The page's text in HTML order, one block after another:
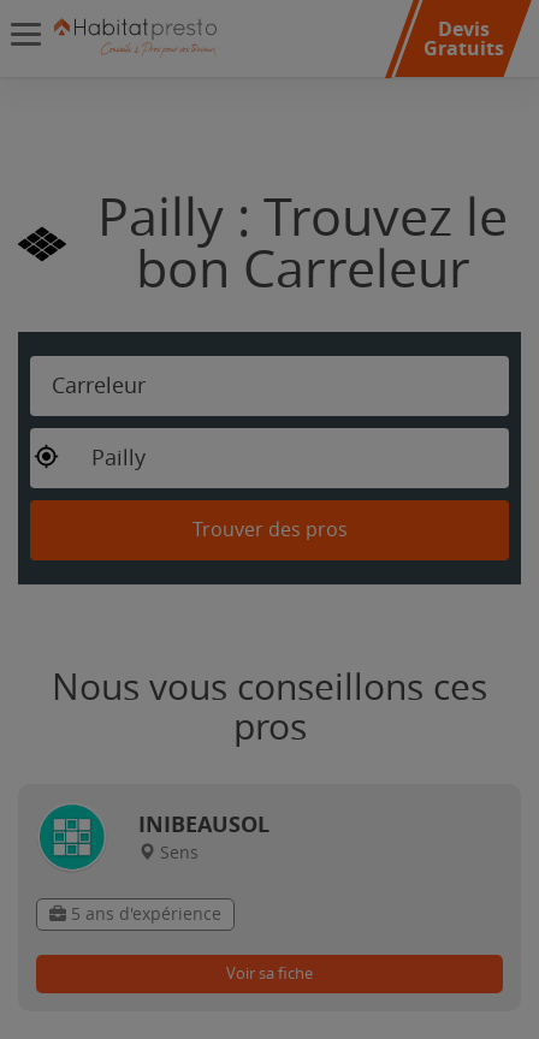
Devis
Gratuits
Pailly : Trouvez le
bon Carreleur
Carreleur
Pailly
Trouver des pros
Nous vous conseillons ces
pros
INIBEAUSOL
Sens
5 ans d'expérience
Voir sa fiche